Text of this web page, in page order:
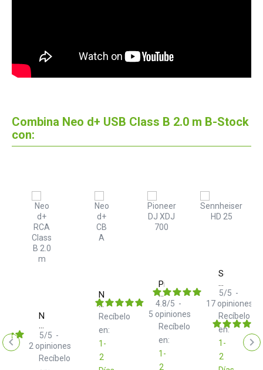
Combina Neo d+ USB Class B 2.0 m B-Stock
con:
Neo
d+
RCA
Class
B
2.0
Recíbelo
5/5 -
2 opiniones
Neo
d+
CB
A
Recíbelo
en:
1-
2
Pioneer
DJ
XDJ
700
Recíbelo
en:
1-
2
4.8/5 -
5 opiniones
Sennheiser
HD
25
Recíbelo
en:
1-
2
5/5 -
17 opiniones